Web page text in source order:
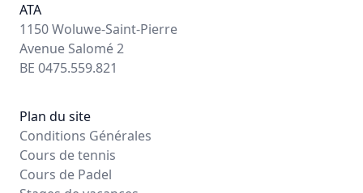
ATA
1150 Woluwe-Saint-Pierre
Avenue Salomé 2
BE 0475.559.821
Plan du site
Conditions Générales
Cours de tennis
Cours de Padel